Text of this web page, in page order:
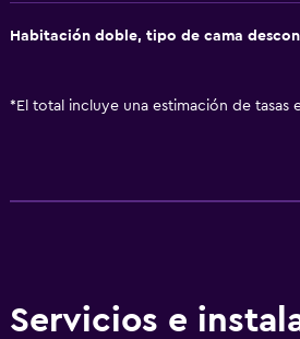
Habitación doble, tipo de cama
* El total incluye una estimación de
Servicios e